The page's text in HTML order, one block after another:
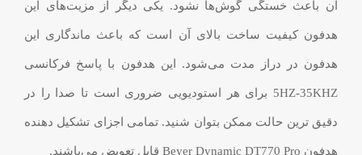
آن باعث خستگی گوش‌ها نشود. یکی دیگر از مزیت‌های این
هدفون کیفیت ساخت بالای آن است که باعث ماندگاری این
هدفون در دراز مدت می‌شود. این هدفون با پاسخ فرکانسی
5HZ-35KHZ برای هر استودیویی ضروری است تا صدا را در
دقیق ترین حالت ممکن بتوان شنید. تمامی اجزای تشکیل دهنده
هدفون Beyer Dynamic DT770 Pro قابل تعویض می‌باشند.